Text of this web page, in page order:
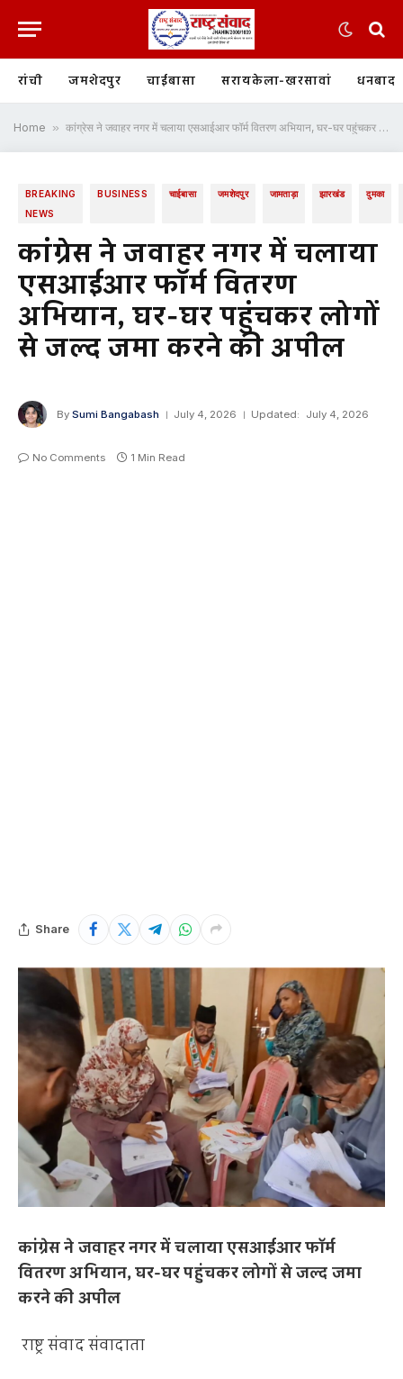
रांची जमशेदपुर चाईबासा सरायकेला-खरसावां धनबाद
Home » कांग्रेस ने जवाहर नगर में चलाया एसआईआर फॉर्म वितरण अभियान, घर-घर पहुंचकर लोगों से जल्द जमा करने की अपील
BREAKING
NEWS
BUSINESS चाईबासा जमशेदपुर जामताड़ा झारखंड दुमका
कांग्रेस ने जवाहर नगर में चलाया
एसआईआर फॉर्म वितरण
अभियान, घर-घर पहुंचकर लोगों
से जल्द जमा करने की अपील
By Sumi Bangabash July 4, 2026 Updated: July 4, 2026
No Comments 1 Min Read
Share
कांग्रेस ने जवाहर नगर में चलाया एसआईआर फॉर्म
वितरण अभियान, घर-घर पहुंचकर लोगों से जल्द जमा
करने की अपील
राष्ट्र संवाद संवादाता